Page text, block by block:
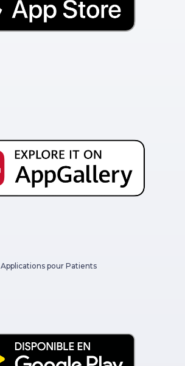
Applications pour Patients